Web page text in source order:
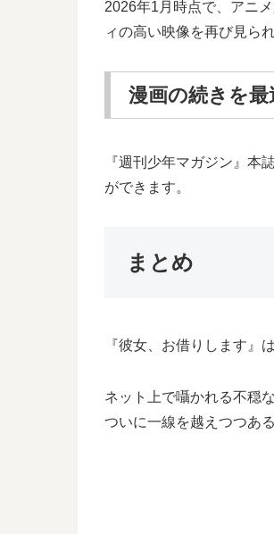
2026年1月時点で、アニ
ィの高い映像を再び見ら
漫画の続きを最
『週刊少年マガジン』本
ができます。
まとめ
『彼女、お借りします』
ネット上で囁かれる不穏
ついに一線を越えつつあ